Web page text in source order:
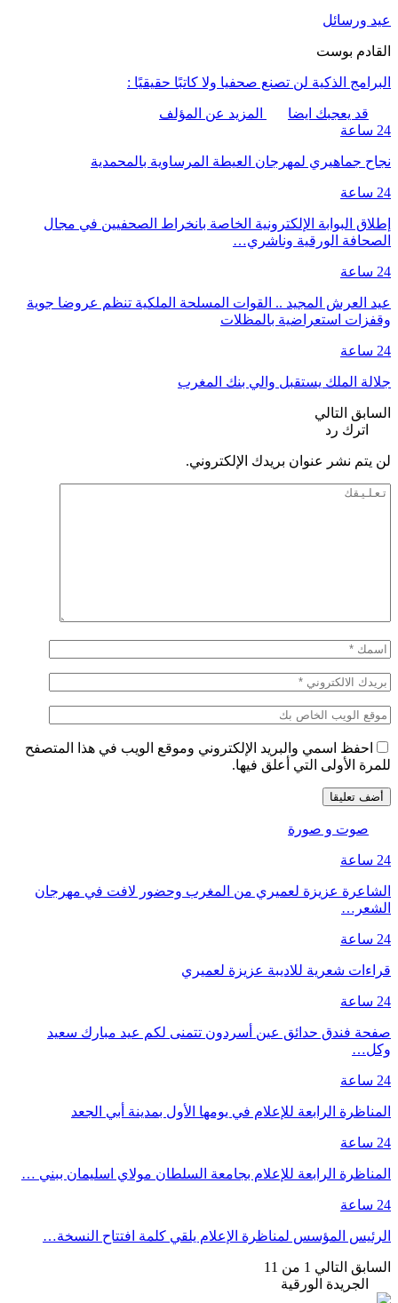
عيد ورسائل
القادم بوست
البرامج الذكية لن تصنع صحفيا ولا كاتبًا حقيقيًا :
قد يعجبك ايضا
المزيد عن المؤلف
24 ساعة
نجاح جماهيري لمهرجان العيطة المرساوية بالمحمدية
24 ساعة
إطلاق البوابة الإلكترونية الخاصة بانخراط الصحفيين في مجال
الصحافة الورقية وناشري…
24 ساعة
عيد العرش المجيد .. القوات المسلحة الملكية تنظم عروضا جوية
وقفزات استعراضية بالمظلات
24 ساعة
جلالة الملك يستقبل والي بنك المغرب
السابق التالي
اترك رد
لن يتم نشر عنوان بريدك الإلكتروني.
احفظ اسمي والبريد الإلكتروني وموقع الويب في هذا المتصفح
للمرة الأولى التي أعلق فيها.
صوت و صورة
24 ساعة
الشاعرة عزيزة لعميري من المغرب وحضور لافت في مهرجان
الشعر…
24 ساعة
قراءات شعرية للاديبة عزيزة لعميري
24 ساعة
صفحة فندق حدائق عين أسردون تتمنى لكم عيد مبارك سعيد
وكل…
24 ساعة
المناظرة الرابعة للإعلام في يومها الأول بمدينة أبي الجعد
24 ساعة
المناظرة الرابعة للإعلام بجامعة السلطان مولاي اسليمان ببني …
24 ساعة
الرئيس المؤسس لمناظرة الإعلام يلقي كلمة افتتاح النسخة…
السابق التالي 1 من 11
الجريدة الورقية